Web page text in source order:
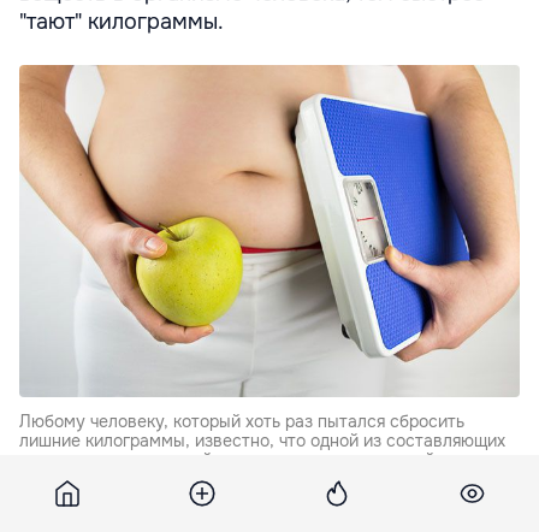
"тают" килограммы.
Любому человеку, который хоть раз пытался сбросить
лишние килограммы, известно, что одной из составляющих
для достижения данной цели является правильный
метаболизм.